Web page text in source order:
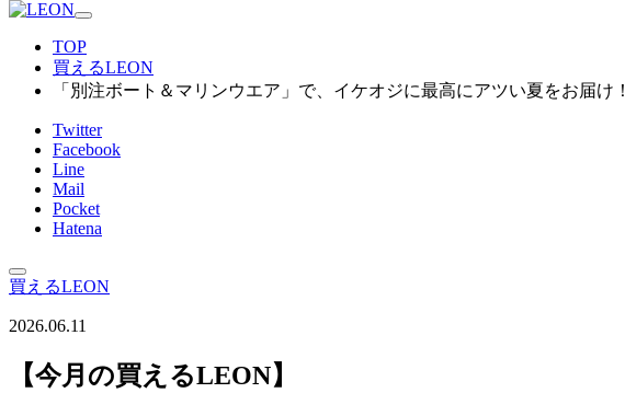
TOP
買えるLEON
「別注ボート＆マリンウエア」で、イケオジに最高にアツい夏をお届け！
Twitter
Facebook
Line
Mail
Pocket
Hatena
買えるLEON
2026.06.11
【今月の買えるLEON】